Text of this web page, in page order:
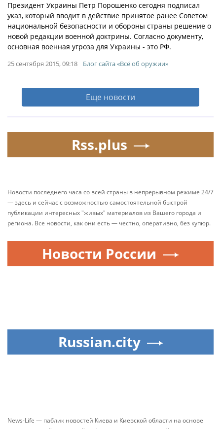
Президент Украины Петр Порошенко сегодня подписал
указ, который вводит в действие принятое ранее Советом
национальной безопасности и обороны страны решение о
новой редакции военной доктрины. Согласно документу,
основная военная угроза для Украины - это РФ.
25 сентября 2015, 09:18 Блог сайта «Всё об оружии»
Еще новости
Rss.plus
Новости последнего часа со всей страны в непрерывном режиме 24/7
— здесь и сейчас с возможностью самостоятельной быстрой
публикации интересных "живых" материалов из Вашего города и
региона. Все новости, как они есть — честно, оперативно, без купюр.
Новости России
Russian.city
News-Life — паблик новостей Киева и Киевской области на основе